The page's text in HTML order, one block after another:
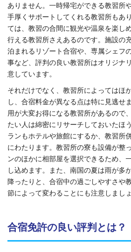
ありません。一時帰宅ができる教習所
手厚くサポートしてくれる教習所もあ
ては、教習の合間に観光や温泉を楽し
行える教習所さえあるのです。施設の
泊まれるリゾート合宿や、専属シェフ
事など、評判の良い教習所はオリジナ
意しています。
それだけでなく、教習所によってはほ
し、合宿料金が異なる点は特に見逃せ
用が大変お得になる教習所があるので
たい人は綿密にリサーチしておいたほ
ランもホテルや旅館にするか、教習所
にわたります。教習所の寮も設備が整
ンのほかに相部屋を選択できるため、
し込めます。また、南国の夏は雨が多
降ったりと、合宿中の過ごしやすさや
節によって変わることにも注意しましょ
合宿免許の良い評判とは？